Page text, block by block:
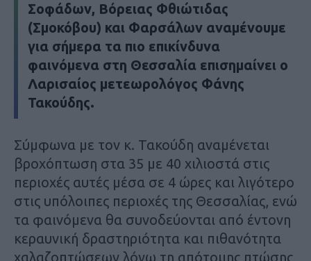
Σοφάδων, Βόρειας Φθιώτιδας
(Σμοκόβου) και Φαρσάλων αναμένουμε
για σήμερα τα πιο επικίνδυνα
φαινόμενα στη Θεσσαλία επισημαίνει ο
Λαρισαίος μετεωρολόγος Φάνης
Τακούδης.
Σύμφωνα με τον κ. Τακούδη αναμένεται
βροχόπτωση στα 35 με 40 χιλιοστά στις
περιοχές αυτές μέσα σε 4 ώρες και λιγότερο
στις υπόλοιπες περιοχές της Θεσσαλίας, ενώ
τα φαινόμενα θα συνοδεύονται από έντονη
κεραυνική δραστηριότητα και πιθανότητα
χαλαζοπτώσεων λόγω τη απότομης πτώσης